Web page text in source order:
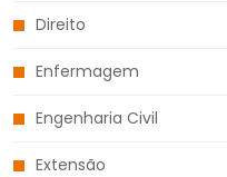
Direito
Enfermagem
Engenharia Civil
Extensão